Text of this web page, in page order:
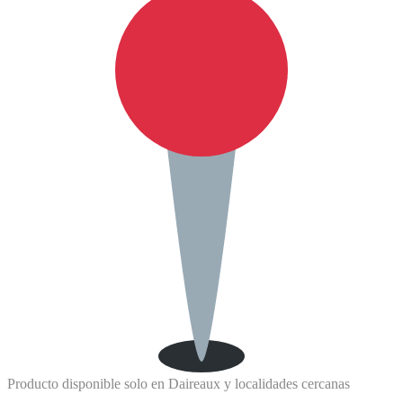
Producto disponible solo en Daireaux y localidades cercanas